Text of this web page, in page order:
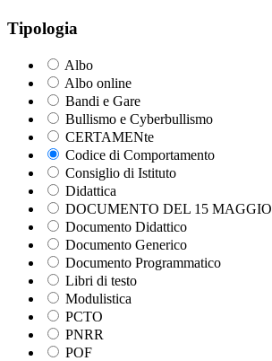
Tipologia
Albo
Albo online
Bandi e Gare
Bullismo e Cyberbullismo
CERTAMENte
Codice di Comportamento
Consiglio di Istituto
Didattica
DOCUMENTO DEL 15 MAGGIO
Documento Didattico
Documento Generico
Documento Programmatico
Libri di testo
Modulistica
PCTO
PNRR
POF